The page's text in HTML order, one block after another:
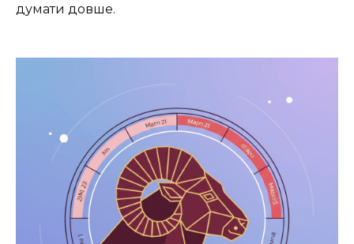
думати довше.